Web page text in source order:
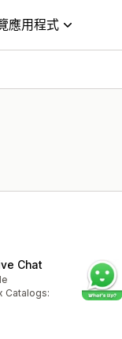
應用程式
Chat
Catalogs: